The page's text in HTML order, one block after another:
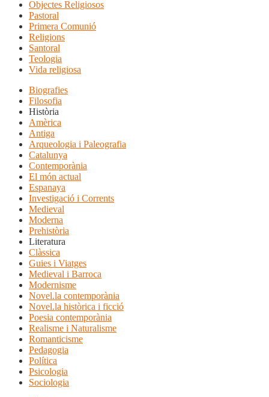
Objectes Religiosos
Pastoral
Primera Comunió
Religions
Santoral
Teologia
Vida religiosa
Biografies
Filosofia
Història
Amèrica
Antiga
Arqueologia i Paleografia
Catalunya
Contemporània
El món actual
Espanaya
Investigació i Corrents
Medieval
Moderna
Prehistòria
Literatura
Clàssica
Guies i Viatges
Medieval i Barroca
Modernisme
Novel.la contemporània
Novel.la històrica i ficció
Poesia contemporània
Realisme i Naturalisme
Romanticisme
Pedagogia
Política
Psicologia
Sociologia